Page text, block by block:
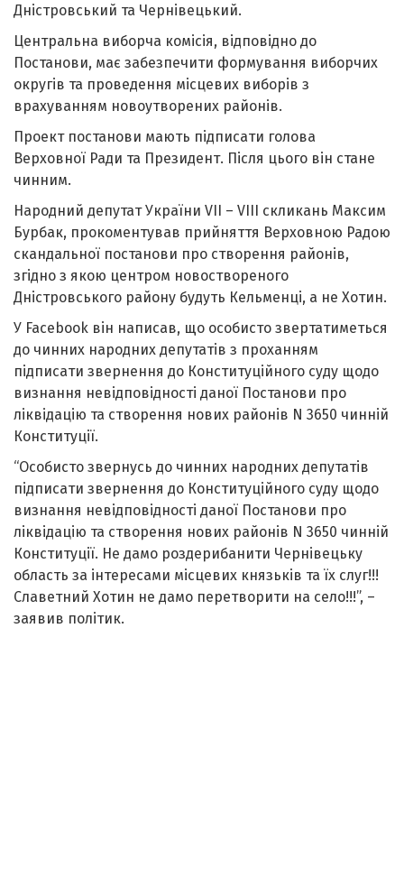
Дністровський та Чернівецький.
Центральна виборча комісія, відповідно до
Постанови, має забезпечити формування виборчих
округів та проведення місцевих виборів з
врахуванням новоутворених районів.
Проект постанови мають підписати голова
Верховної Ради та Президент. Після цього він стане
чинним.
Народний депутат України VII – VIII скликань Максим
Бурбак, прокоментував прийняття Верховною Радою
скандальної постанови про створення районів,
згідно з якою центром новоствореного
Дністровського району будуть Кельменці, а не Хотин.
У Facebook він написав, що особисто звертатиметься
до чинних народних депутатів з проханням
підписати звернення до Конституційного суду щодо
визнання невідповідності даної Постанови про
ліквідацію та створення нових районів N 3650 чинній
Конституції.
“Особисто звернусь до чинних народних депутатів
підписати звернення до Конституційного суду щодо
визнання невідповідності даної Постанови про
ліквідацію та створення нових районів N 3650 чинній
Конституції. Не дамо роздерибанити Чернівецьку
область за інтересами місцевих князьків та їх слуг!!!
Славетний Хотин не дамо перетворити на село!!!”, –
заявив політик.